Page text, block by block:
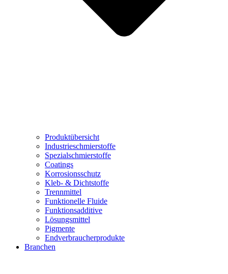
Produktübersicht
Industrieschmierstoffe
Spezialschmierstoffe
Coatings
Korrosionsschutz
Kleb- & Dichtstoffe
Trennmittel
Funktionelle Fluide
Funktionsadditive
Lösungsmittel
Pigmente
Endverbraucherprodukte
Branchen